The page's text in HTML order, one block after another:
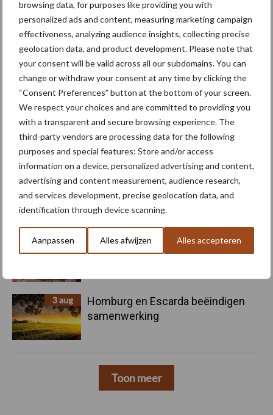
browsing data, for purposes like providing you with
personalized ads and content, measuring marketing campaign
effectiveness, analyzing audience insights, collecting precise
geolocation data, and product development. Please note that
your consent will be valid across all our subdomains. You can
change or withdraw your consent at any time by clicking the
“Consent Preferences” button at the bottom of your screen.
We respect your choices and are committed to providing you
with a transparent and secure browsing experience. The
third-party vendors are processing data for the following
purposes and special features: Store and/or access
information on a device, personalized advertising and content,
advertising and content measurement, audience research,
and services development, precise geolocation data, and
identification through device scanning.
Aanpassen Alles afwijzen Alles accepteren
Primaire
Sidebar
Recent nieuws Partner nieuws
6 aug
"Hoge verwachtingen van schijven
voor kouters"
5 aug
Oogst biologische aardappelen in
volle gang
5 aug
Nieuwe compacte gedragen
pootcombinatie van AVR
4 aug Bruggen bouwen naar Oost-Europa
3 aug
Homburg en Escarda beëindigen
samenwerking
Toon meer